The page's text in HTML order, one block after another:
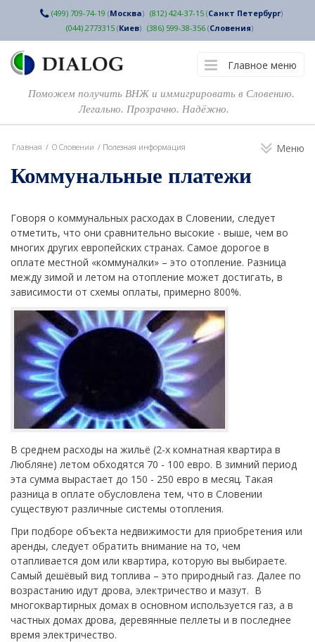
(499) 709-74-19 (Москва) (812) 424-37-15(Санкт Петербург)
(044) 2773315(Киев) (386) 599-38-356(Словения)
Главное меню
Поможем получить ВНЖ и иммигрировать в Словению.
Легально. Прозрачно. Надёжно.
Меню
Главная / О Словении / Полезная информация
Коммунальные платежи
Говоря о коммунальных расходах в Словении, следует
отметить, что они сравнительно высокие - выше, чем во
многих других европейских странах. Самое дорогое в
оплате местной «коммуналки» – это отопление. Разница
между зимой и летом на отопление может достигать, в
зависимости от схемы оплаты, примерно 800%.
В среднем расходы на жильё (2-х комнатная квартира в
Любляне) летом обходятся 70 - 100 евро. В зимний период
эта сумма вырастает до 150 - 250 евро в месяц. Такая
разница в оплате обусловлена тем, что в Словении
существуют различные системы отопления.
При подборе объекта недвижимости для приобретения или
аренды, следует обратить внимание на то, чем
отапливается дом или квартира, которую вы выбираете.
Самый дешёвый вид топлива – это природный газ. Далее по
возрастанию идут дрова, электричество и мазут. В
многоквартирных домах в основном используется газ, а в
частных домах дрова, деревянные пеллеты и в последнее
время электричество.